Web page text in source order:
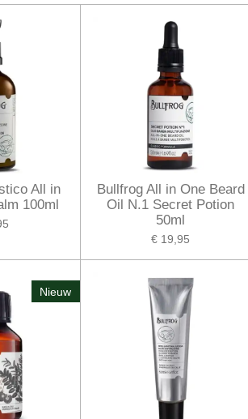
All in
100ml
Bullfrog All in One Beard
Oil N.1 Secret Potion
50ml
€ 19,95
Nieuw